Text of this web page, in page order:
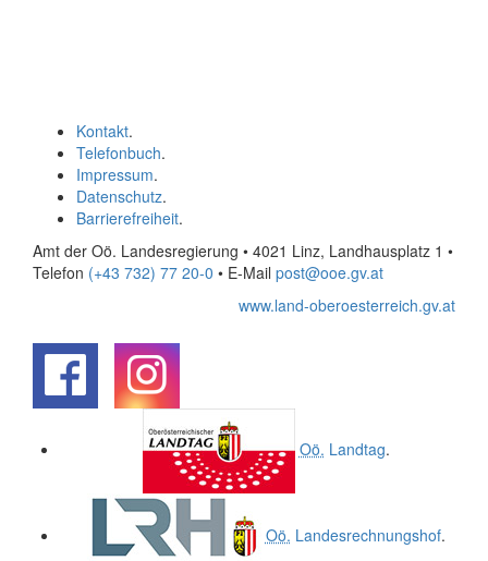
Kontakt.
Telefonbuch.
Impressum.
Datenschutz.
Barrierefreiheit.
Amt der Oö. Landesregierung • 4021 Linz, Landhausplatz 1 •
Telefon (+43 732) 77 20-0 • E-Mail post@ooe.gv.at
www.land-oberoesterreich.gv.at
Oö. Landtag.
Oö. Landesrechnungshof.